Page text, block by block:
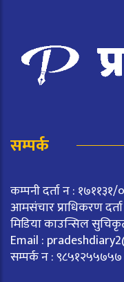
सम्पर्क
कम्पनी दर्ता न :
आमसंचार प्राधिकरण
मिडिया काउन्सिल
Email :
सम्पर्क न : ९८५१२५५७५७